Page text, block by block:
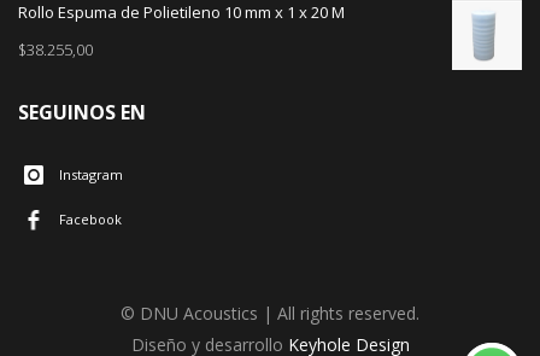
Rollo Espuma de Polietileno 10 mm x 1 x 20 M
$38.255,00
SEGUINOS EN
Instagram
Facebook
© DNU Acoustics | All rights reserved.
Diseño y desarrollo Keyhole Design